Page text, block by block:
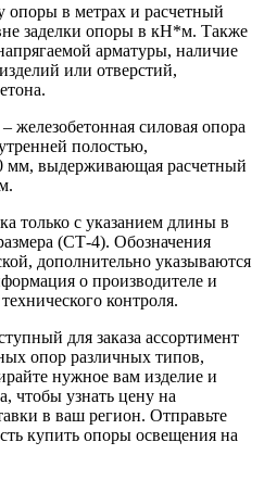
опоры в метрах и расчетный
заделки опоры в кН*м. Также
арматуры, наличие
или отверстий,
силовая опора
полостью,
мм, выдерживающая расчетный
только с указанием длины в
(СТ-4). Обозначения
дополнительно указываются
о производителе и
контроля.
для заказа ассортимент
опор различных типов,
нужное вам изделие и
чтобы узнать цену на
в ваш регион. Отправьте
купить опоры освещения на